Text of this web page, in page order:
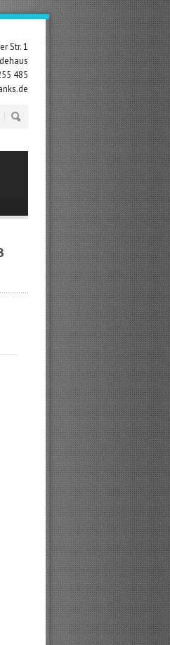
Str. 1
485